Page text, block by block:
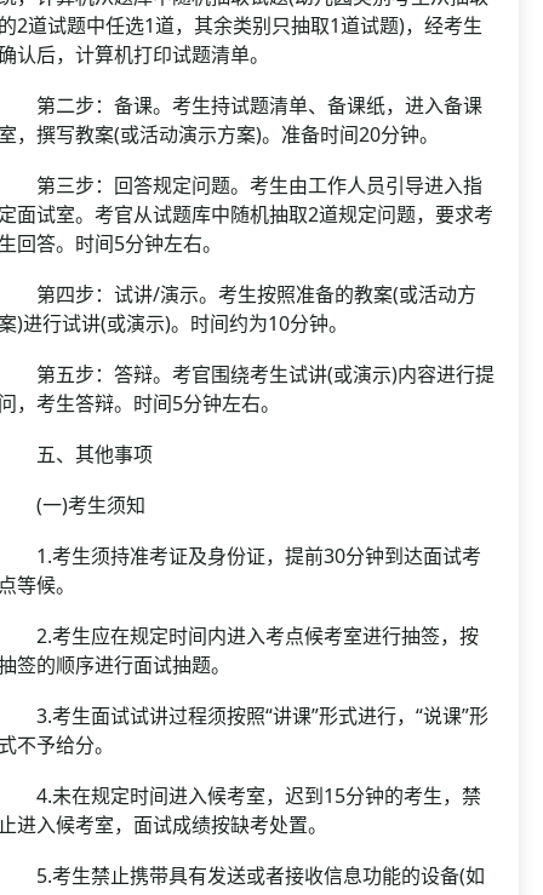
2道试题中任选1道，其余类别只抽取1道试题)，经考生
认后，计算机打印试题清单。
二步：备课。考生持试题清单、备课纸，进入备课
，撰写教案(或活动演示方案)。准备时间20分钟。
三步：回答规定问题。考生由工作人员引导进入指
面试室。考官从试题库中随机抽取2道规定问题，要求考
回答。时间5分钟左右。
四步：试讲/演示。考生按照准备的教案(或活动方
)进行试讲(或演示)。时间约为10分钟。
五步：答辩。考官围绕考生试讲(或演示)内容进行提
，考生答辩。时间5分钟左右。
、其他事项
一)考生须知
考生须持准考证及身份证，提前30分钟到达面试考
等候。
考生应在规定时间内进入考点候考室进行抽签，按
签的顺序进行面试抽题。
考生面试试讲过程须按照“讲课”形式进行，“说课”形
不予给分。
未在规定时间进入候考室，迟到15分钟的考生，禁
进入候考室，面试成绩按缺考处置。
考生禁止携带具有发送或者接收信息功能的设备(如